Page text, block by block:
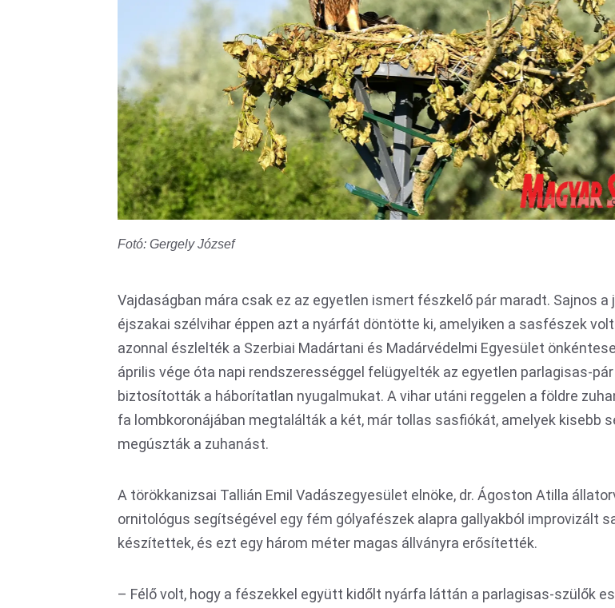
Fotó: Gergely József
Vajdaságban mára csak ez az egyetlen ismert fészkelő pár maradt. Sajnos a
éjszakai szélvihar éppen azt a nyárfát döntötte ki, amelyiken a sasfészek
azonnal észlelték a Szerbiai Madártani és Madárvédelmi Egyesület
április vége óta napi rendszerességgel felügyelték az egyetlen parlagisas-
biztosították a háborítatlan nyugalmukat. A vihar utáni reggelen a földre
fa lombkoronájában megtalálták a két, már tollas sasfiókát, amelyek kisebb
megúszták a zuhanást.
A törökkanizsai Tallián Emil Vadászegyesület elnöke, dr. Ágoston Atilla
ornitológus segítségével egy fém gólyafészek alapra gallyakból improvizált
készítettek, és ezt egy három méter magas állványra erősítették.
– Félő volt, hogy a fészekkel együtt kidőlt nyárfa láttán a parlagisas-szülők